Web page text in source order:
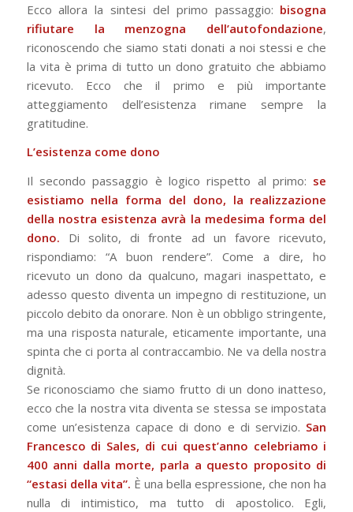
Ecco allora la sintesi del primo passaggio: bisogna
rifiutare la menzogna dell’autofondazione,
riconoscendo che siamo stati donati a noi stessi e che
la vita è prima di tutto un dono gratuito che abbiamo
ricevuto. Ecco che il primo e più importante
atteggiamento dell’esistenza rimane sempre la
gratitudine.
L’esistenza come dono
Il secondo passaggio è logico rispetto al primo: se
esistiamo nella forma del dono, la realizzazione
della nostra esistenza avrà la medesima forma del
dono. Di solito, di fronte ad un favore ricevuto,
rispondiamo: “A buon rendere”. Come a dire, ho
ricevuto un dono da qualcuno, magari inaspettato, e
adesso questo diventa un impegno di restituzione, un
piccolo debito da onorare. Non è un obbligo stringente,
ma una risposta naturale, eticamente importante, una
spinta che ci porta al contraccambio. Ne va della nostra
dignità.
Se riconosciamo che siamo frutto di un dono inatteso,
ecco che la nostra vita diventa se stessa se impostata
come un’esistenza capace di dono e di servizio. San
Francesco di Sales, di cui quest’anno celebriamo i
400 anni dalla morte, parla a questo proposito di
“estasi della vita”. È una bella espressione, che non ha
nulla di intimistico, ma tutto di apostolico. Egli,